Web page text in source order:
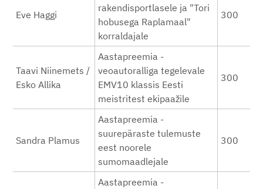
Eve Haggi
rakendisportlasele ja "Tori
hobusega Raplamaal"
korraldajale
300
Taavi Niinemets /
Esko Allika
Aastapreemia -
veoautoralliga tegelevale
EMV10 klassis Eesti
meistritest ekipaažile
300
Sandra Plamus
Aastapreemia -
suurepäraste tulemuste
eest noorele
sumomaadlejale
300
Aastapreemia -